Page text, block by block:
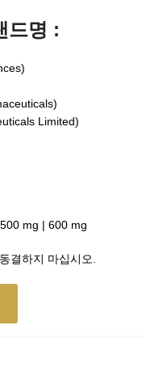
드명 :
Limited)
mg | 600 mg
결하지 마십시오.